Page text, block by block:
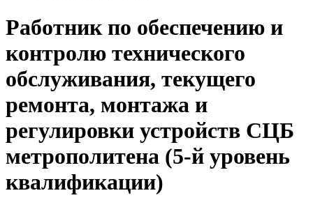
Работник по обеспечению и
контролю технического
обслуживания, текущего
ремонта, монтажа и
регулировки устройств СЦБ
метрополитена (5-й уровень
квалификации)